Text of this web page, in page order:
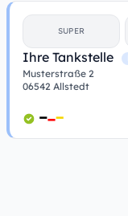
SUPER
Ihre Tankstelle
Musterstraße 2
06542 Allstedt